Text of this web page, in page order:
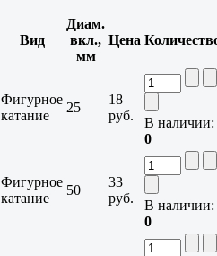
Вид
Диам.
вкл.,
мм
Цена
Фигурное
катание
25
18
руб.
В наличии:
0
Фигурное
катание
50
33
руб.
В наличии:
0